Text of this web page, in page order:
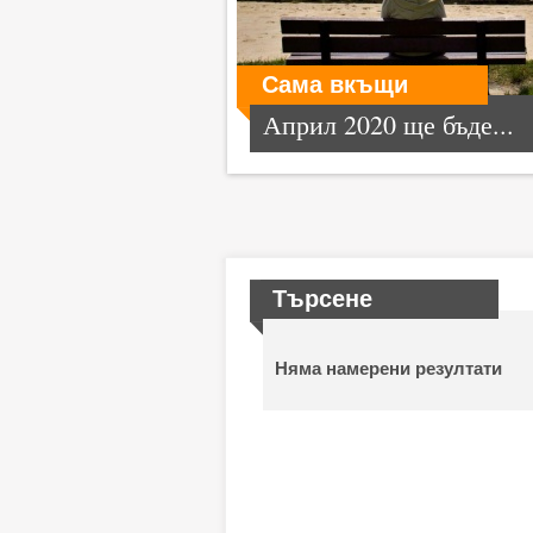
Сама вкъщи
Април 2020 ще бъде...
Търсене
Няма намерени резултати